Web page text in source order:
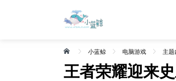
小蓝鲸 电脑游戏 主
王者荣耀迎来